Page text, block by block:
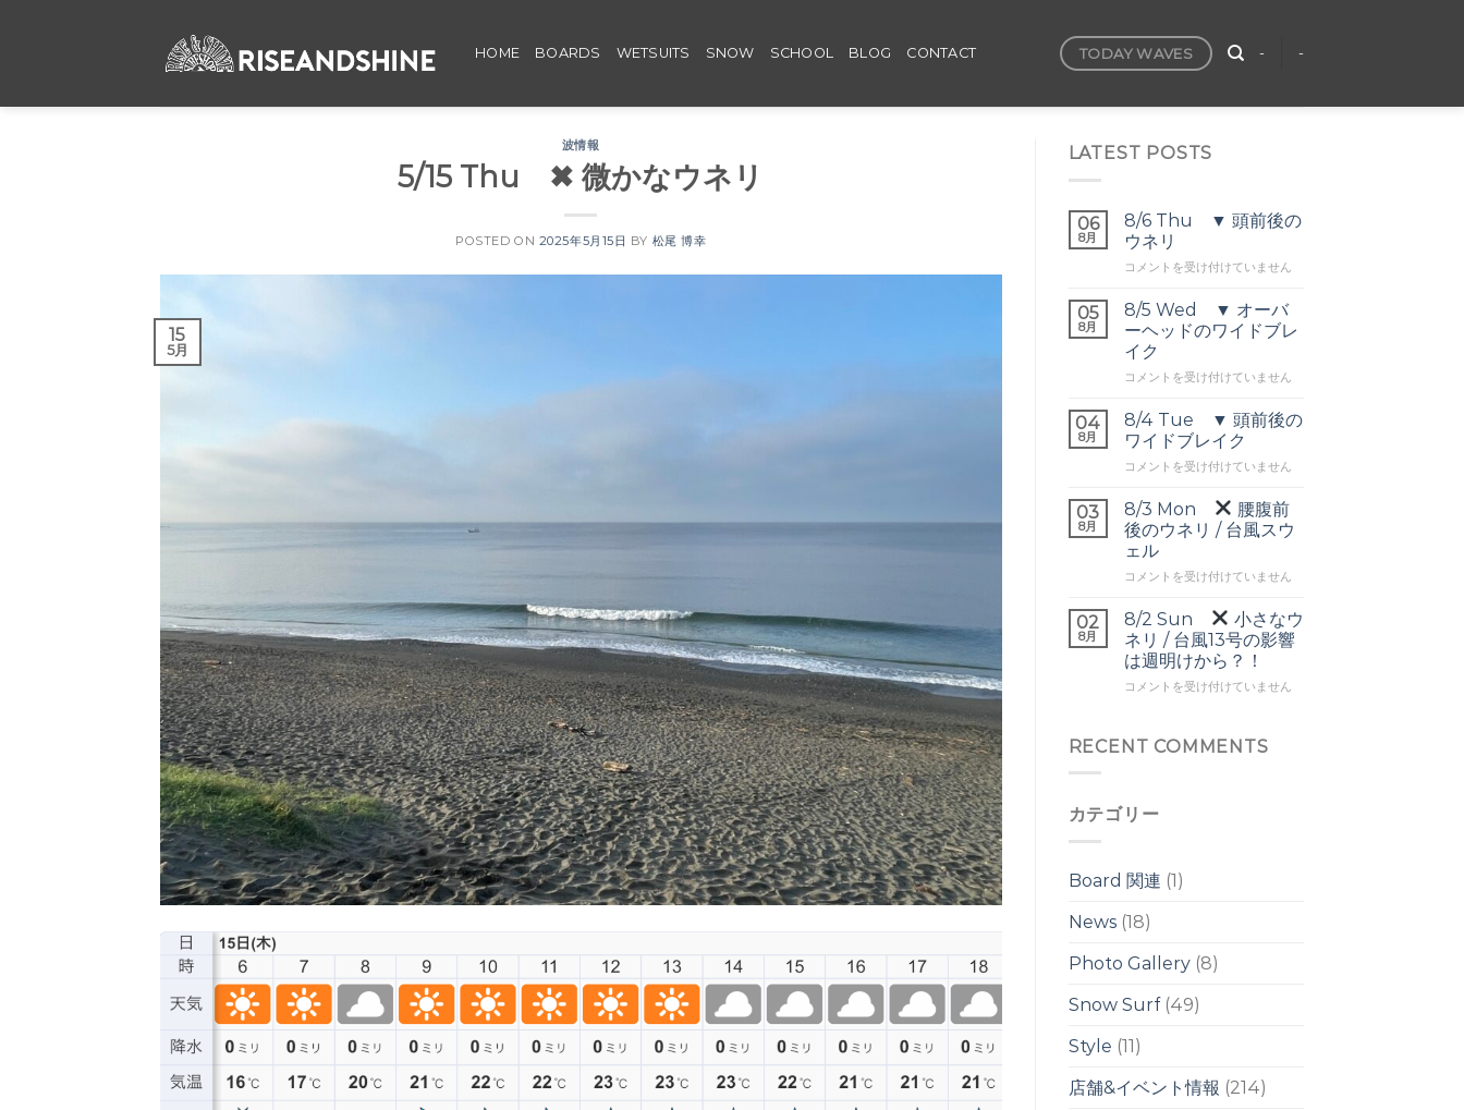
HOME BOARDS WETSUITS SNOW SCHOOL BLOG CONTACT TODAY WAVES - -
波情報
5/15 Thu ✖︎ 微かなウネリ
POSTED ON 2025年5月15日 BY 松尾 博幸
15
5月
LATEST POSTS
06
8月
8/6 Thu ▼ 頭前後の
ウネリ
8/6
▼
頭
後
の
ネ
リ
は
コメントを受け付けていません
05
8月
8/5 Wed ▼ オーバ
ーヘッドのワイドブレ
イク
8/5
▼
オ
ー
バ
ヘ
ッ
ド
の
ワ
ド
ブ
レ
イ
ク
コメントを受け付けていません
04
8月
8/4 Tue ▼ 頭前後の
ワイドブレイク
8/4
▼
頭
前
後
の
イ
ド
ブ
レ
イ
コメントを受け付けていません
03
8月
8/3 Mon
腰腹前
後のウネリ / 台風スウ
ェル
8/3
腰
腹
前
後
ネ
風
ェ
ル
コメントを受け付けていません
02
8月
8/2 Sun
小さなウ
ネリ / 台風13号の影響
は週明けから？！
8/2
小
ネ
台
風
号
影
は
明
け
ら？！
コメントを受け付けていません
RECENT COMMENTS
カテゴリー
Board 関連 (1)
News(18)
Photo Gallery(8)
Snow Surf(49)
Style (11)
店舗&イベント情報 (214)